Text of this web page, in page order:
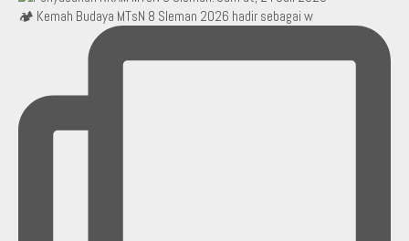
🏕️ Kemah Budaya MTsN 8 Sleman 2026 hadir sebagai w